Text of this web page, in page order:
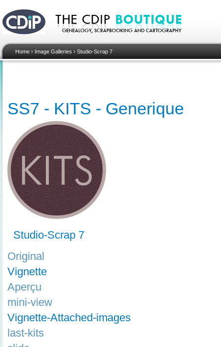
Home › Image Galleries › Studio-Scrap 7
SS7 - KITS - Generique
Studio-Scrap 7
Original
Vignette
Aperçu
mini-view
Vignette-Attached-images
last-kits